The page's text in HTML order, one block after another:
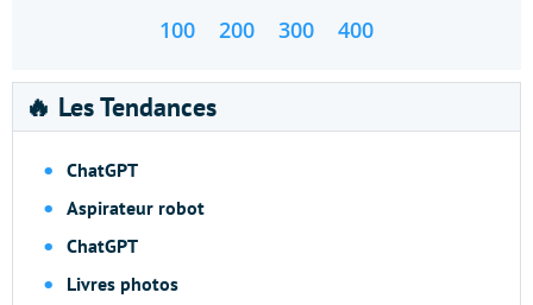
100
200 300 400
🔥 Les Tendances
ChatGPT
Aspirateur robot
ChatGPT
Livres photos